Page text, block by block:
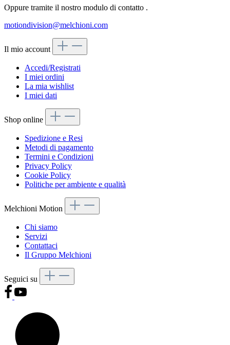
Oppure tramite il nostro modulo di contatto .
motiondivision@melchioni.com
Il mio account
Accedi/Registrati
I miei ordini
La mia wishlist
I miei dati
Shop online
Spedizione e Resi
Metodi di pagamento
Termini e Condizioni
Privacy Policy
Cookie Policy
Politiche per ambiente e qualità
Melchioni Motion
Chi siamo
Servizi
Contattaci
Il Gruppo Melchioni
Seguici su